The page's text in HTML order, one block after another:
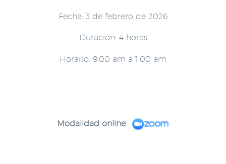
Fecha: 3 de febrero de 2026
Duración: 4 horas
Horario: 9:00 am a 1:00 am
Modalidad online